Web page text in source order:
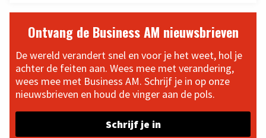
Ontvang de Business AM nieuwsbrieven
De wereld verandert snel en voor je het weet, hol je
achter de feiten aan. Wees mee met verandering,
wees mee met Business AM. Schrijf je in op onze
nieuwsbrieven en houd de vinger aan de pols.
Schrijf je in